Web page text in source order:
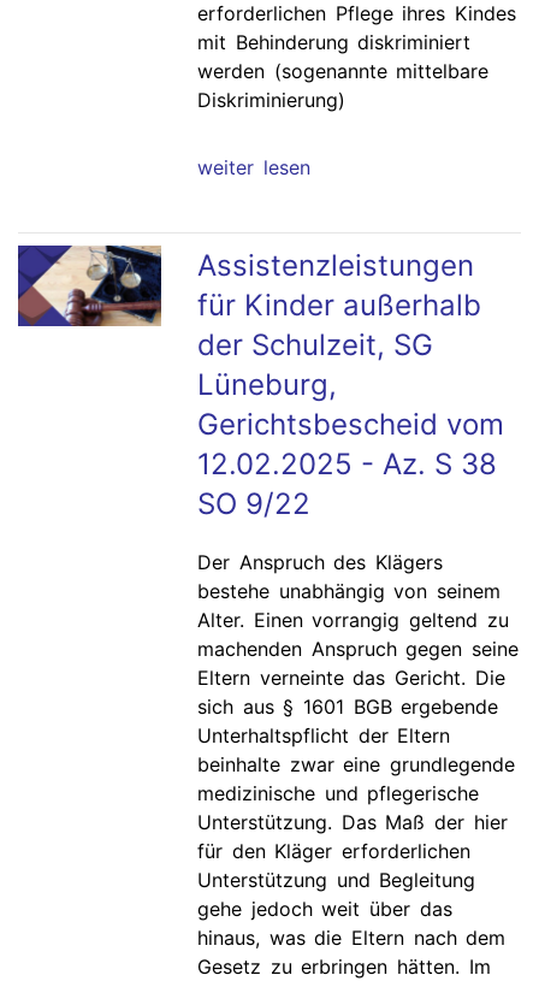
erforderlichen Pflege ihres Kindes
mit Behinderung diskriminiert
werden (sogenannte mittelbare
Diskriminierung)
weiter lesen
Assistenzleistungen
für Kinder außerhalb
der Schulzeit, SG
Lüneburg,
Gerichtsbescheid vom
12.02.2025 - Az. S 38
SO 9/22
Der Anspruch des Klägers
bestehe unabhängig von seinem
Alter. Einen vorrangig geltend zu
machenden Anspruch gegen seine
Eltern verneinte das Gericht. Die
sich aus § 1601 BGB ergebende
Unterhaltspflicht der Eltern
beinhalte zwar eine grundlegende
medizinische und pflegerische
Unterstützung. Das Maß der hier
für den Kläger erforderlichen
Unterstützung und Begleitung
gehe jedoch weit über das
hinaus, was die Eltern nach dem
Gesetz zu erbringen hätten. Im